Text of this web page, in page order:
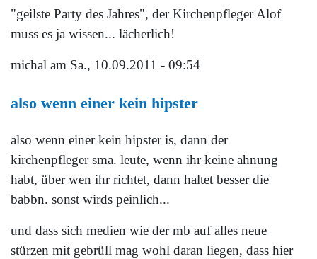
"geilste Party des Jahres", der Kirchenpfleger Alof
muss es ja wissen... lächerlich!
michal am Sa., 10.09.2011 - 09:54
also wenn einer kein hipster
also wenn einer kein hipster is, dann der
kirchenpfleger sma. leute, wenn ihr keine ahnung
habt, über wen ihr richtet, dann haltet besser die
babbn. sonst wirds peinlich...
und dass sich medien wie der mb auf alles neue
stürzen mit gebrüll mag wohl daran liegen, dass hier